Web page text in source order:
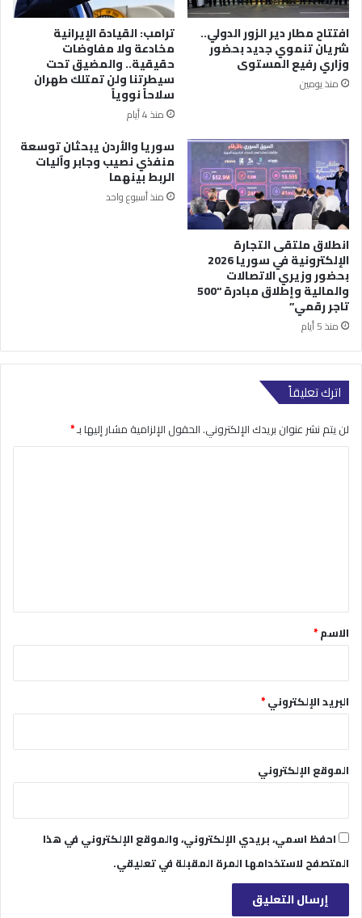
افتتاح مطار دير الزور الدولي..
شريان تنموي جديد بحضور
وزاري رفيع المستوى
منذ يومين
ترامب: القيادة الإيرانية
مخادعة ولا مفاوضات
حقيقية.. والمضيق تحت
سيطرتنا ولن تمتلك طهران
سلاحاً نووياً
منذ 4 أيام
انطلاق ملتقى التجارة
الإلكترونية في سوريا 2026
بحضور وزيري الاتصالات
والمالية وإطلاق مبادرة “500
تاجر رقمي”
منذ 5 أيام
سوريا والأردن يبحثان توسعة
منفذي نصيب وجابر وآليات
الربط بينهما
منذ أسبوع واحد
اترك تعليقاً
لن يتم نشر عنوان بريدك الإلكتروني.الحقول الإلزامية مشار إليها بـ*
*الاسم*
البريد الإلكتروني*
الموقع الإلكتروني
احفظ اسمي، بريدي الإلكتروني، والموقع الإلكتروني في هذا
المتصفح لاستخدامها المرة المقبلة في تعليقي.